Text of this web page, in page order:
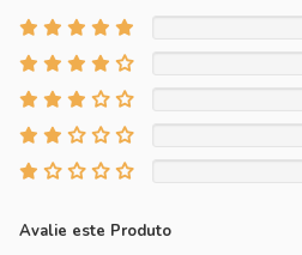
Avalie este Produto